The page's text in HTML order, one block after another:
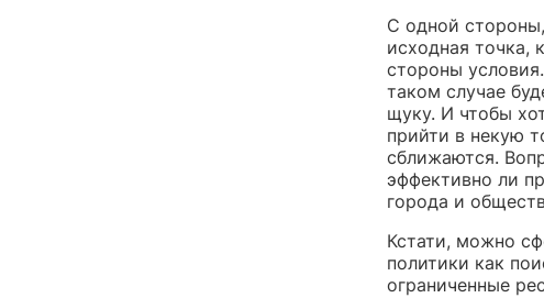
С одной
исходная точка,
стороны
таком случае
щуку. И чтобы
прийти в некую
сближаются.
эффективно ли
города и
Кстати, можно
политики как
ограниченные